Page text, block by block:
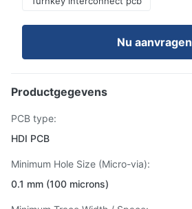
Nu aanvragen
Productgegevens
PCB type:
HDI PCB
Minimum Hole Size (Micro-via):
0.1 mm (100 microns)